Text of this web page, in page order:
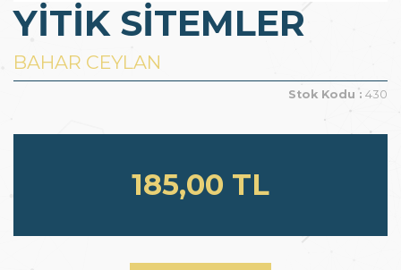
YİTİK SİTEMLER
BAHAR CEYLAN
Stok Kodu : 430
185,00 TL